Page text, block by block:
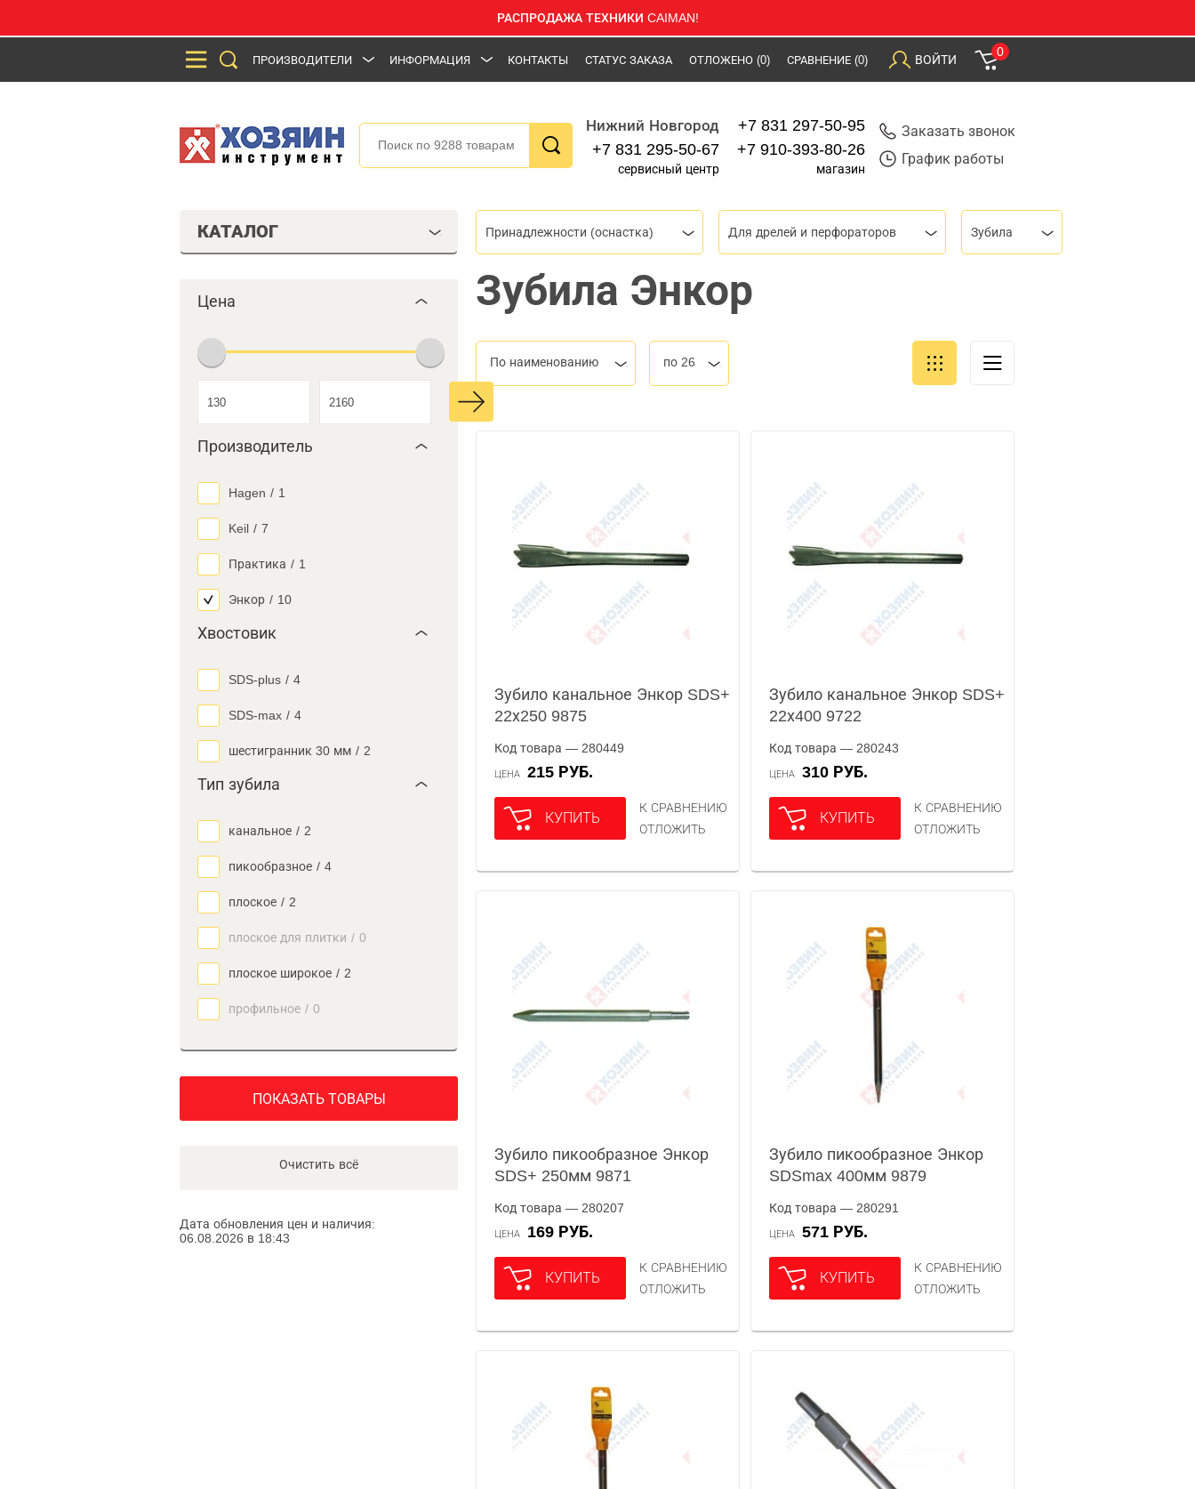
РАСПРОДАЖА ТЕХНИКИ CAIMAN!
ПРОИЗВОДИТЕЛИ ИНФОРМАЦИЯ КОНТАКТЫ СТАТУС ЗАКАЗА ОТЛОЖЕНО (0) СРАВНЕНИЕ (0) ВОЙТИ
0
Нижний Новгород
+7 831 295-50-67
сервисный центр
+7 831 297-50-95
+7 910-393-80-26
магазин
Заказать звонок
График работы
КАТАЛОГ
Цена
Производитель
Hagen / 1
Keil / 7
Практика / 1
Энкор / 10
Хвостовик
SDS-plus / 4
SDS-max / 4
шестигранник 30 мм / 2
Тип зубила
канальное / 2
пикообразное / 4
плоское / 2
плоское для плитки / 0
плоское широкое / 2
профильное / 0
ПОКАЗАТЬ ТОВАРЫ
Очистить всё
Дата обновления цен и наличия:
06.08.2026 в 18:43
Принадлежности (оснастка) Для дрелей и перфораторов Зубила
Зубила Энкор
По наименованию по 26
Зубило канальное Энкор SDS+
22х250 9875
Код товара — 280449
ЦЕНА 215 РУБ.
КУПИТЬ
К СРАВНЕНИЮ
ОТЛОЖИТЬ
Зубило канальное Энкор SDS+
22х400 9722
Код товара — 280243
ЦЕНА 310 РУБ.
КУПИТЬ
К СРАВНЕНИЮ
ОТЛОЖИТЬ
Зубило пикообразное Энкор
SDS+ 250мм 9871
Код товара — 280207
ЦЕНА 169 РУБ.
КУПИТЬ
К СРАВНЕНИЮ
ОТЛОЖИТЬ
Зубило пикообразное Энкор
SDSmax 400мм 9879
Код товара — 280291
ЦЕНА 571 РУБ.
КУПИТЬ
К СРАВНЕНИЮ
ОТЛОЖИТЬ